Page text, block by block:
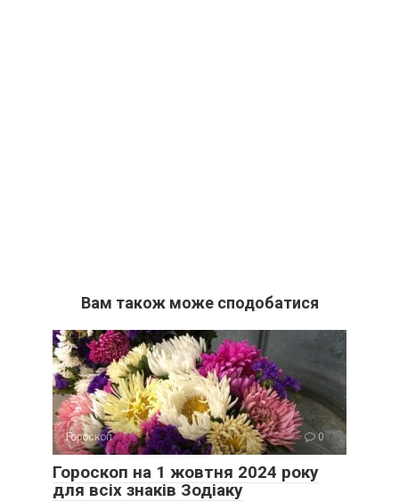
Вам також може сподобатися
Гороскоп 0
Гороскоп на 1 жовтня 2024 року
для всіх знаків Зодіаку